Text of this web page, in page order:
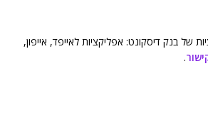
של בנק דיסקונט: אפליקציות לאייפד, אייפון,
.